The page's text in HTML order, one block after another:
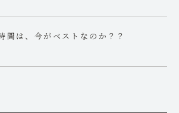
間は、今がベストなのか？？